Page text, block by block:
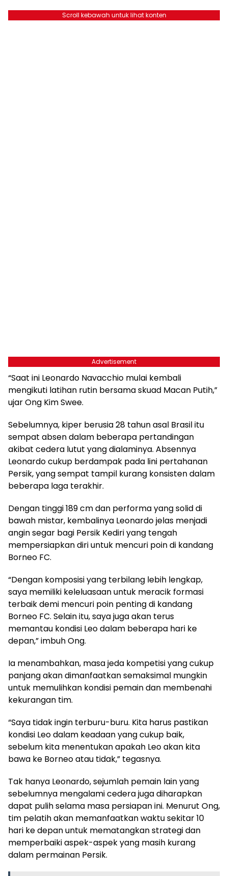
Scroll kebawah untuk lihat konten
Advertisement
“Saat ini Leonardo Navacchio mulai kembali
mengikuti latihan rutin bersama skuad Macan Putih,”
ujar Ong Kim Swee.
Sebelumnya, kiper berusia 28 tahun asal Brasil itu
sempat absen dalam beberapa pertandingan
akibat cedera lutut yang dialaminya. Absennya
Leonardo cukup berdampak pada lini pertahanan
Persik, yang sempat tampil kurang konsisten dalam
beberapa laga terakhir.
Dengan tinggi 189 cm dan performa yang solid di
bawah mistar, kembalinya Leonardo jelas menjadi
angin segar bagi Persik Kediri yang tengah
mempersiapkan diri untuk mencuri poin di kandang
Borneo FC.
“Dengan komposisi yang terbilang lebih lengkap,
saya memiliki keleluasaan untuk meracik formasi
terbaik demi mencuri poin penting di kandang
Borneo FC. Selain itu, saya juga akan terus
memantau kondisi Leo dalam beberapa hari ke
depan,” imbuh Ong.
Ia menambahkan, masa jeda kompetisi yang cukup
panjang akan dimanfaatkan semaksimal mungkin
untuk memulihkan kondisi pemain dan membenahi
kekurangan tim.
“Saya tidak ingin terburu-buru. Kita harus pastikan
kondisi Leo dalam keadaan yang cukup baik,
sebelum kita menentukan apakah Leo akan kita
bawa ke Borneo atau tidak,” tegasnya.
Tak hanya Leonardo, sejumlah pemain lain yang
sebelumnya mengalami cedera juga diharapkan
dapat pulih selama masa persiapan ini. Menurut Ong,
tim pelatih akan memanfaatkan waktu sekitar 10
hari ke depan untuk mematangkan strategi dan
memperbaiki aspek-aspek yang masih kurang
dalam permainan Persik.